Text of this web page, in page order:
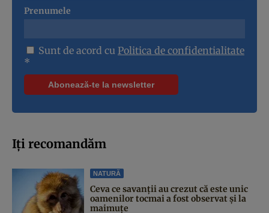
Prenumele
Sunt de acord cu Politica de confidentialitate
*
Iți recomandăm
NATURĂ
Ceva ce savanții au crezut că este unic
oamenilor tocmai a fost observat și la
maimuțe